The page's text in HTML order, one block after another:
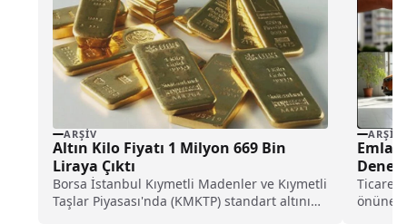
ARŞIV
Altın Kilo Fiyatı 1 Milyon 669 Bin
Liraya Çıktı
Borsa İstanbul Kıymetli Madenler ve Kıymetli
Taşlar Piyasası'nda (KMKTP) standart altının
ARŞIV
Ticaret
önüne